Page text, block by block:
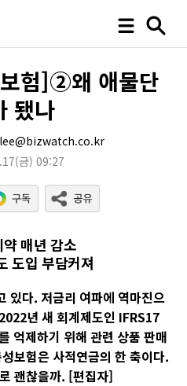
험]②왜 애물단
됐나
(금) 09:27
매년 감소
도입 부담커져
있다. 저금리 여파에 역마진으
년 새 회계제도인 IFRS17
억제하기 위해 관련 상품 판매
보험은 사적연금의 한 축이다.
괜찮을까. [편집자]